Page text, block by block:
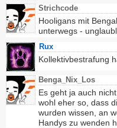
Strichcode
Hooligans mit
unterwegs -
Rux
Kollektivbestrafung
Benga_Nix_Los
Es geht ja auch
wohl eher so, dass
wurden wissen, an
Handys zu wenden